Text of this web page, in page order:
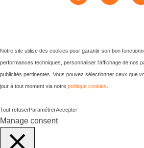
Notre site utilise des cookies pour garantir son bon
performances techniques, personnaliser l'affichage de nos
publicités pertinentes. Vous pouvez sélectionner ceux que
jour à tout moment via notre politique cookies
Tout refuserParamétrerAccepter
Manage consent